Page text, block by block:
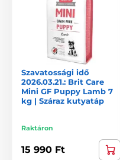
Szavatossági idő
2026.03.21.: Brit Care
Mini GF Puppy Lamb 7
kg | Száraz kutyatáp
Raktáron
15 990 Ft